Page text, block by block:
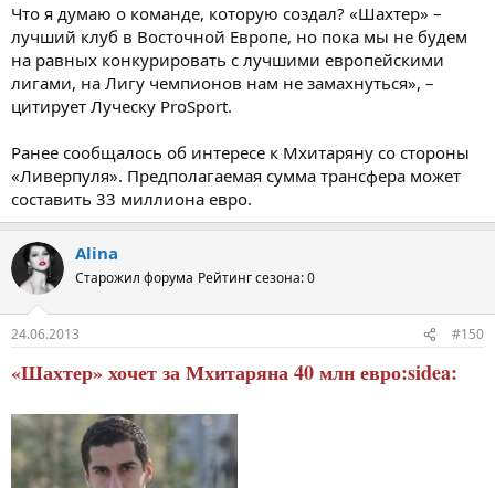
Что я думаю о команде, которую создал? «Шахтер» –
лучший клуб в Восточной Европе, но пока мы не будем
на равных конкурировать с лучшими европейскими
лигами, на Лигу чемпионов нам не замахнуться», –
цитирует Луческу ProSport.
Ранее сообщалось об интересе к Мхитаряну со стороны
«Ливерпуля». Предполагаемая сумма трансфера может
составить 33 миллиона евро.
Alina
Старожил форума Рейтинг сезона: 0
24.06.2013 #150
«Шахтер» хочет за Мхитаряна 40 млн евро:sidea: